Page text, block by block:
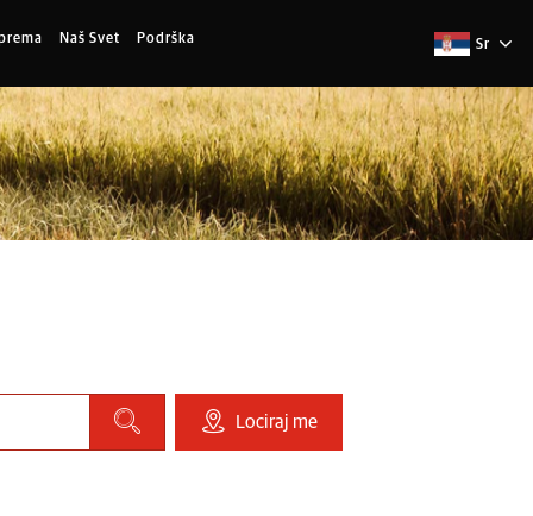
Naš Svet Podrška Sr
Lociraj me